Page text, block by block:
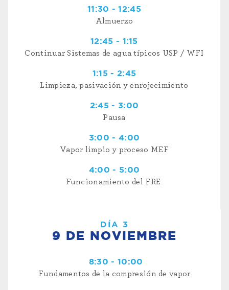
11:30 - 12:45
Almuerzo
12:45 - 1:15
Continuar Sistemas de agua típicos USP / WFI
1:15 - 2:45
Limpieza, pasivación y enrojecimiento
2:45 - 3:00
Pausa
3:00 - 4:00
Vapor limpio y proceso MEF
4:00 - 5:00
Funcionamiento del FRE
DÍA 3
9 DE NOVIEMBRE
8:30 - 10:00
Fundamentos de la compresión de vapor